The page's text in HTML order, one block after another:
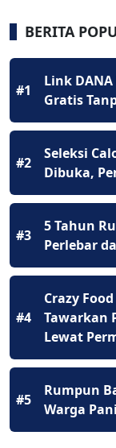
BERITA
#1
Link
Gratis
#2
Seleksi
Dibuka,
#3
5 Tahun
Perlebar
#4
Crazy
Tawarkan
Lewat
#5
Rumpun
Warga